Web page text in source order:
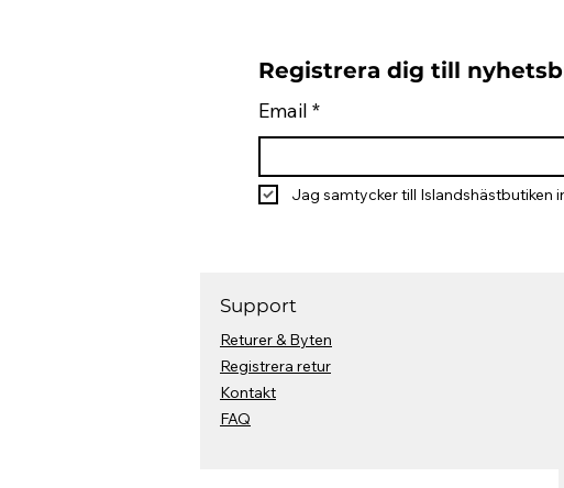
Registrera dig till
Email *
Jag samtycker till Islandshästbutiken
Support
Returer & Byten
Registrera retur
Kontakt
FAQ